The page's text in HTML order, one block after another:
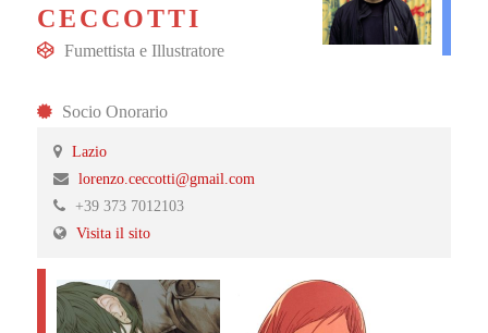
CECCOTTI
Fumettista e Illustratore
Socio Onorario
Lazio
lorenzo.ceccotti@gmail.com
+39 373 7012103
Visita il sito